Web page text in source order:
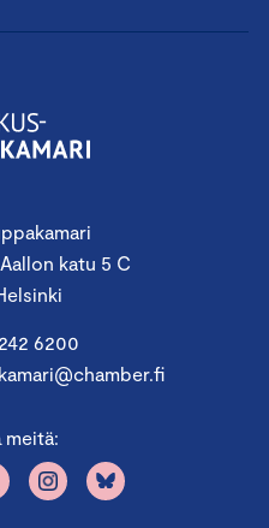
katu 5 C
6200
meitä: